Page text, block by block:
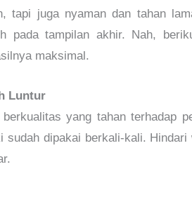
tapi juga nyaman dan tahan
pada tampilan akhir. Nah,
maksimal.
Luntur
yang tahan terhadap
dipakai berkali-kali.